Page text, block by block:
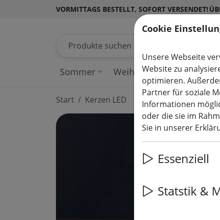
VORMITTAGS BESTELLT, SOFORT VERSENDET!
Sommer Weihnachten
Start Kerzen LED
Cookie
Unsere Webseite
Website zu
optimieren.
Partner für soziale
Informationen
oder die sie im
Sie in unserer
Essenziell
Statstik &